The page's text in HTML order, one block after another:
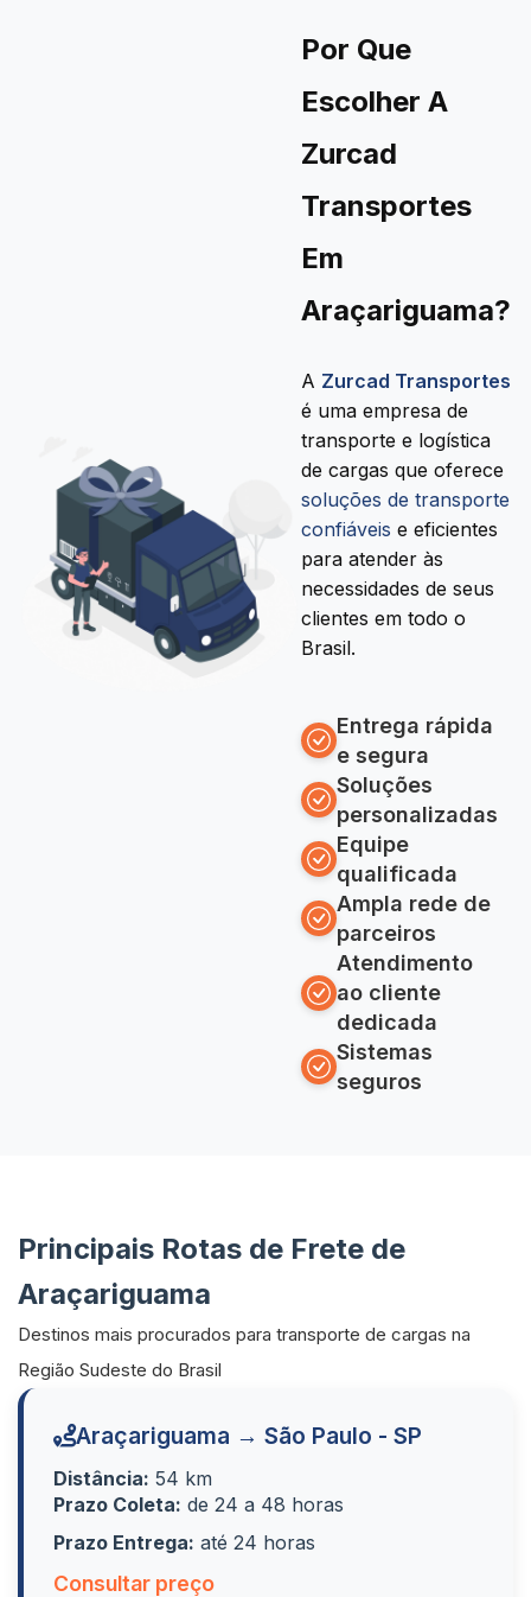
Por Que
Escolher A
Zurcad
Transportes
Em
Araçariguama?
A Zurcad Transportes
é uma empresa de
transporte e logística
de cargas que oferece
soluções de transporte
confiáveis e eficientes
para atender às
necessidades de seus
clientes em todo o
Brasil.
Entrega rápida
e segura
Soluções
personalizadas
Equipe
qualificada
Ampla rede de
parceiros
Atendimento
ao cliente
dedicada
Sistemas
seguros
Principais Rotas de Frete de
Araçariguama
Destinos mais procurados para transporte de cargas na
Região Sudeste do Brasil
Araçariguama → São Paulo - SP
Distância: 54 km
Prazo Coleta: de 24 a 48 horas
Prazo Entrega: até 24 horas
Consultar preço